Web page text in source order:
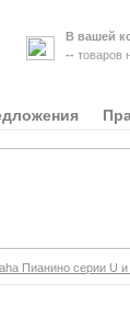
В вашей
-- товаров
Пианино серии U